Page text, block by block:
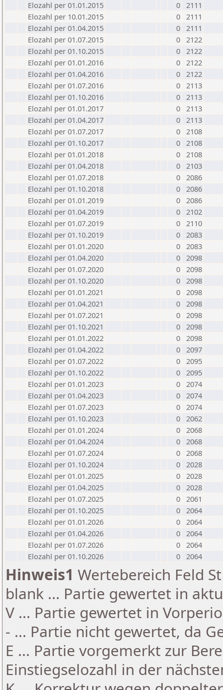
Elozahl per 01.01.2015
0 2111
Elozahl per 10.01.2015
0 2111
Elozahl per 01.04.2015
0 2111
Elozahl per 01.07.2015
0 2122
Elozahl per 01.10.2015
0 2122
Elozahl per 01.01.2016
0 2122
Elozahl per 01.04.2016
0 2122
Elozahl per 01.07.2016
0 2113
Elozahl per 01.10.2016
0 2113
Elozahl per 01.01.2017
0 2113
Elozahl per 01.04.2017
0 2113
Elozahl per 01.07.2017
0 2108
Elozahl per 01.10.2017
0 2108
Elozahl per 01.01.2018
0 2108
Elozahl per 01.04.2018
0 2103
Elozahl per 01.07.2018
0 2086
Elozahl per 01.10.2018
0 2086
Elozahl per 01.01.2019
0 2086
Elozahl per 01.04.2019
0 2102
Elozahl per 01.07.2019
0 2110
Elozahl per 01.10.2019
0 2083
Elozahl per 01.01.2020
0 2083
Elozahl per 01.04.2020
0 2098
Elozahl per 01.07.2020
0 2098
Elozahl per 01.10.2020
0 2098
Elozahl per 01.01.2021
0 2098
Elozahl per 01.04.2021
0 2098
Elozahl per 01.07.2021
0 2098
Elozahl per 01.10.2021
0 2098
Elozahl per 01.01.2022
0 2098
Elozahl per 01.04.2022
0 2097
Elozahl per 01.07.2022
0 2095
Elozahl per 01.10.2022
0 2095
Elozahl per 01.01.2023
0 2074
Elozahl per 01.04.2023
0 2074
Elozahl per 01.07.2023
0 2074
Elozahl per 01.10.2023
0 2062
Elozahl per 01.01.2024
0 2068
Elozahl per 01.04.2024
0 2068
Elozahl per 01.07.2024
0 2068
Elozahl per 01.10.2024
0 2028
Elozahl per 01.01.2025
0 2028
Elozahl per 01.04.2025
0 2028
Elozahl per 01.07.2025
0 2061
Elozahl per 01.10.2025
0 2064
Elozahl per 01.01.2026
0 2064
Elozahl per 01.04.2026
0 2064
Elozahl per 01.07.2026
0 2064
Elozahl per 01.10.2026
0 2064
Hinweis1 Wertebereich Feld
blank ... Partie gewertet in
V ... Partie gewertet in
- ... Partie nicht gewertet, da
E ... Partie vorgemerkt zur
Einstiegselozahl in der